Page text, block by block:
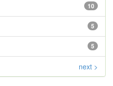
10
5
5
next >